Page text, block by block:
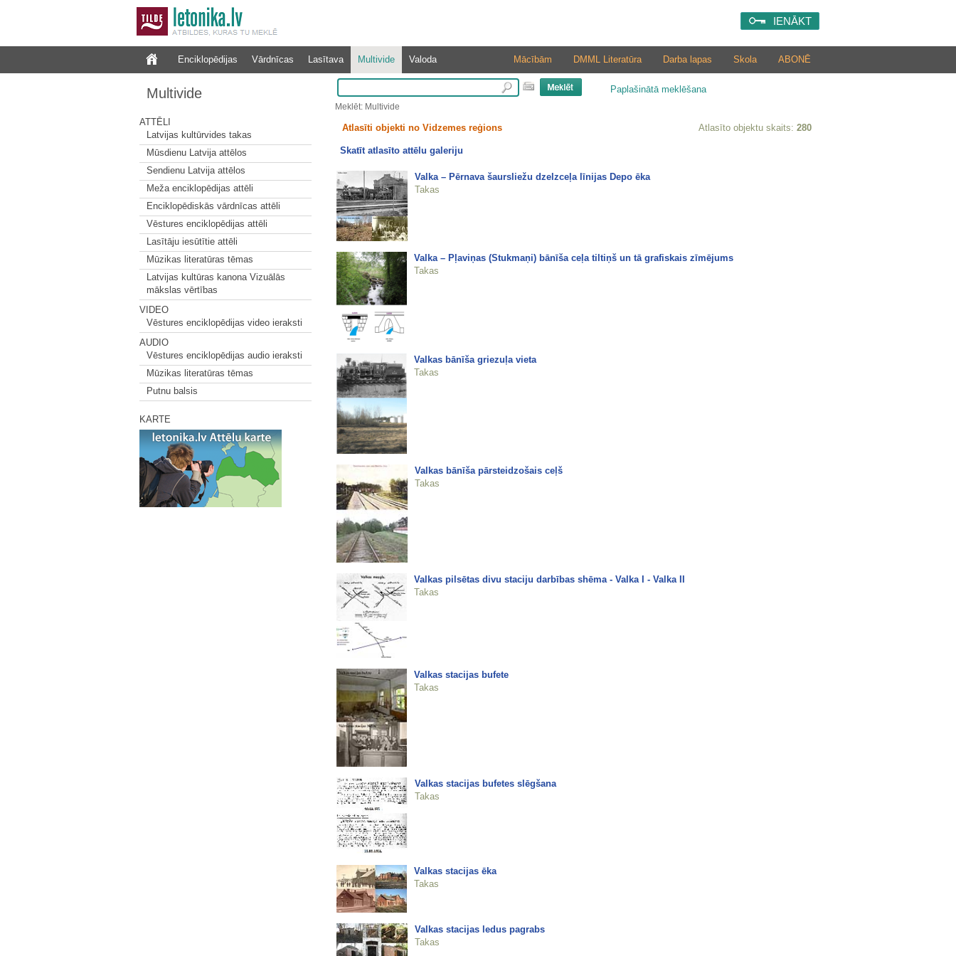
IENĀKT
Enciklopēdijas Vārdnīcas Lasītava Multivide Valoda ABONĒ
Skola
Darba lapas
DMML Literatūra
Mācībām
Multivide
ATTĒLI
Latvijas kultūrvides takas
Mūsdienu Latvija attēlos
Sendienu Latvija attēlos
Meža enciklopēdijas attēli
Enciklopēdiskās vārdnīcas attēli
Vēstures enciklopēdijas attēli
Lasītāju iesūtītie attēli
Mūzikas literatūras tēmas
Latvijas kultūras kanona Vizuālās
mākslas vērtības
VIDEO
Vēstures enciklopēdijas video ieraksti
AUDIO
Vēstures enciklopēdijas audio ieraksti
Mūzikas literatūras tēmas
Putnu balsis
KARTE
Paplašinātā meklēšana
Meklēt: Multivide
Atlasīti objekti no Vidzemes reģions Atlasīto objektu skaits: 280
Skatīt atlasīto attēlu galeriju
Valka – Pērnava šaursliežu dzelzceļa līnijas Depo ēka
Takas
Valka – Pļaviņas (Stukmaņi) bānīša ceļa tiltiņš un tā grafiskais zīmējums
Takas
Valkas bānīša griezuļa vieta
Takas
Valkas bānīša pārsteidzošais ceļš
Takas
Valkas pilsētas divu staciju darbības shēma - Valka I - Valka II
Takas
Valkas stacijas bufete
Takas
Valkas stacijas bufetes slēgšana
Takas
Valkas stacijas ēka
Takas
Valkas stacijas ledus pagrabs
Takas